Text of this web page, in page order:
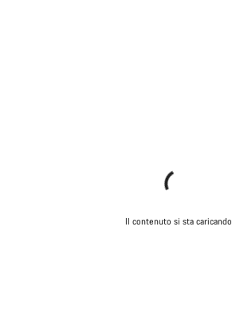
Il contenuto si sta caricando